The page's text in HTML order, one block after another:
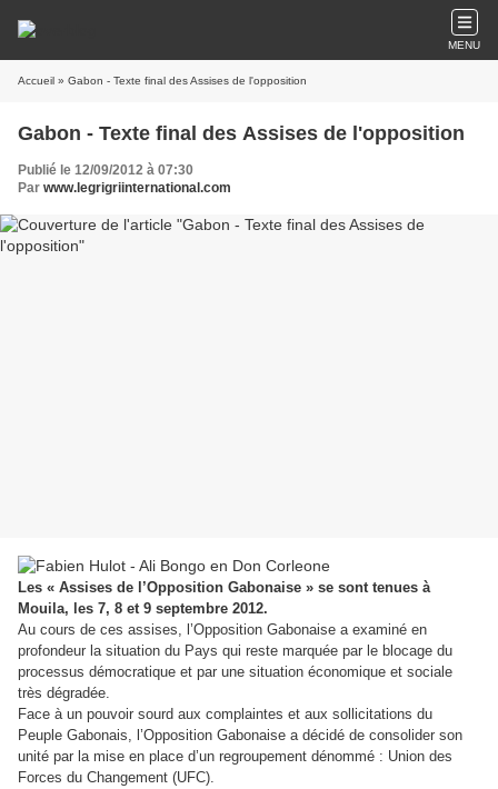
MENU
Accueil » Gabon - Texte final des Assises de l'opposition
Gabon - Texte final des Assises de l'opposition
Publié le 12/09/2012 à 07:30
Par www.legrigriinternational.com
Les « Assises de l’Opposition Gabonaise » se sont tenues à
Mouila, les 7, 8 et 9 septembre 2012.
Au cours de ces assises, l’Opposition Gabonaise a examiné en
profondeur la situation du Pays qui reste marquée par le blocage du
processus démocratique et par une situation économique et sociale
très dégradée.
Face à un pouvoir sourd aux complaintes et aux sollicitations du
Peuple Gabonais, l’Opposition Gabonaise a décidé de consolider son
unité par la mise en place d’un regroupement dénommé : Union des
Forces du Changement (UFC).